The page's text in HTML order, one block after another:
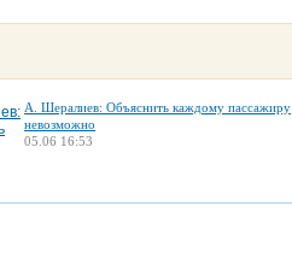
А. Шералиев: Объяснить каждому пассажиру
невозможно
05.06 16:53